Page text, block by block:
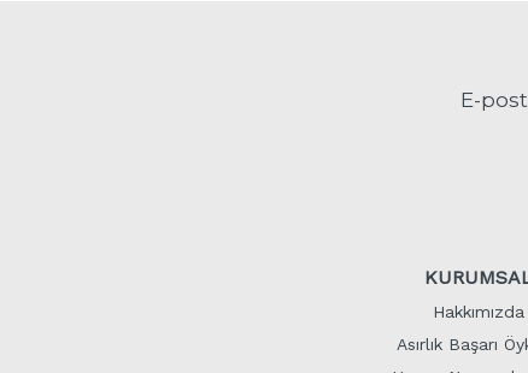
E-
Hakkımızda
Asırlık Başarı